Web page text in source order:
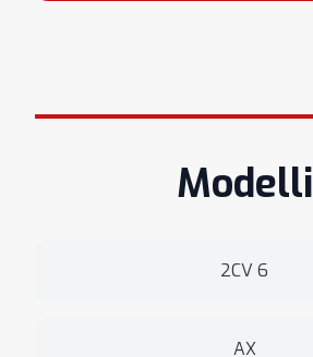
Modelli
2CV 6
AX